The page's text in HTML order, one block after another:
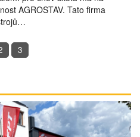
AGROSTAV. Tato firma
3